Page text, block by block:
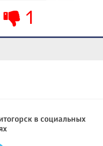
1
в социальных